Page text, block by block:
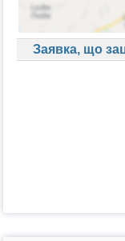
Заявка, що